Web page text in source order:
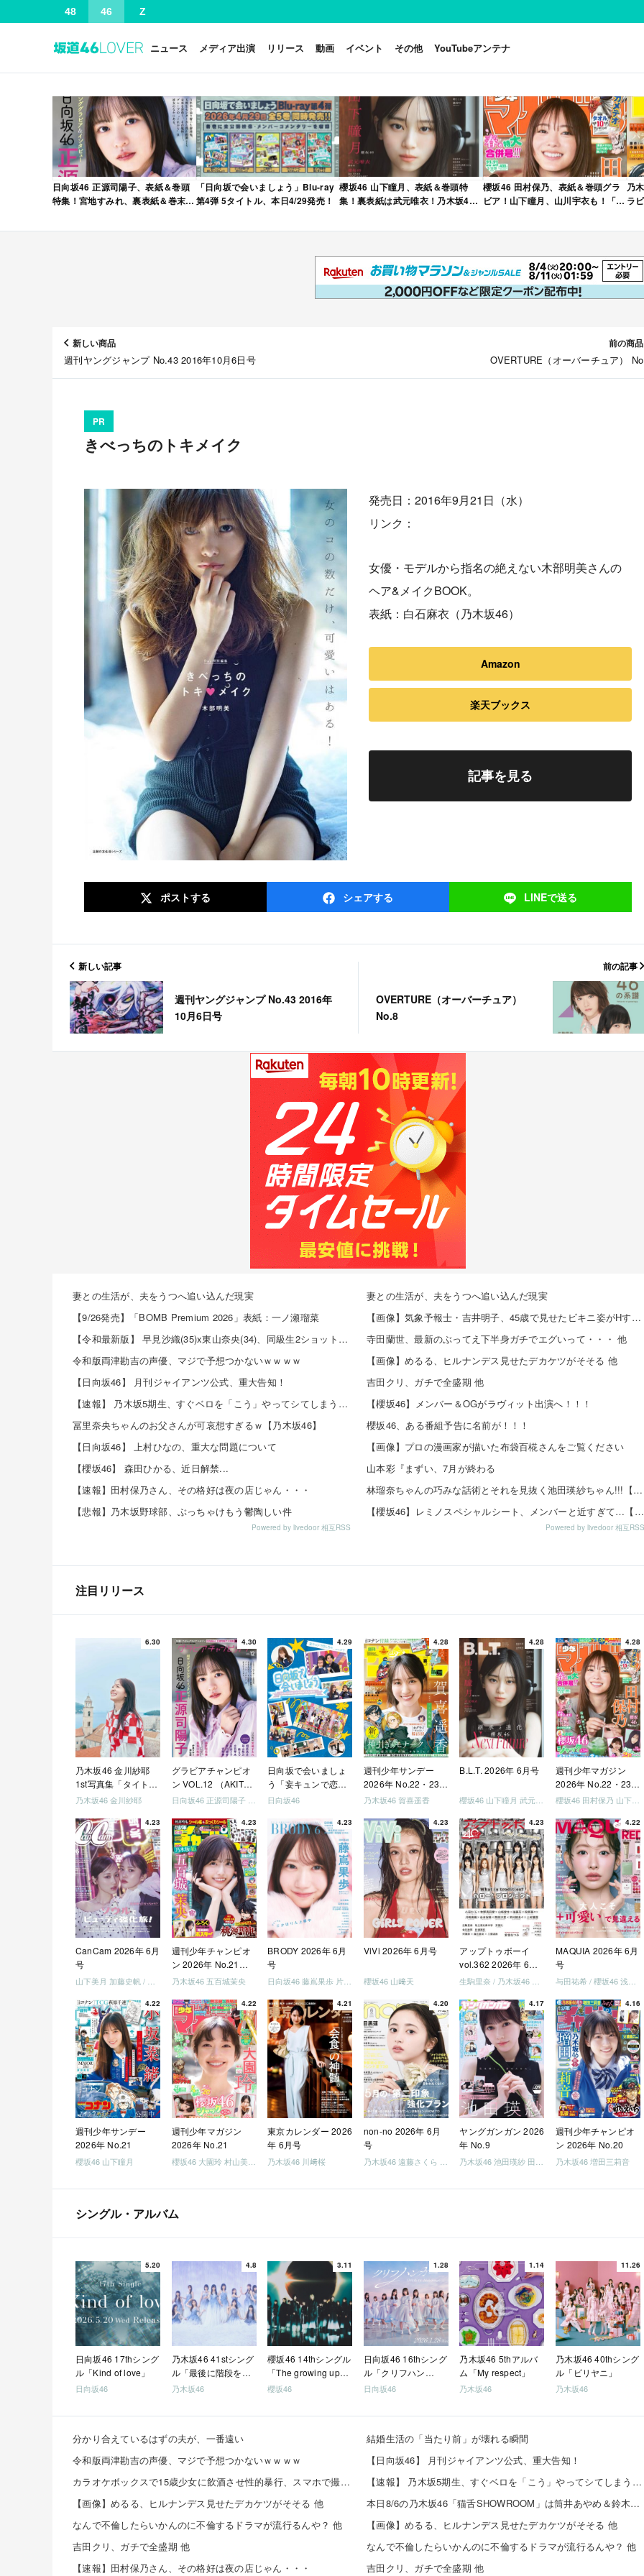
48 46 Z
ニュース メディア出演 リリース 動画 イベント その他 YouTubeアンテナ
日向坂46 正源司陽子、表紙＆巻頭
特集！宮地すみれ、裏表紙＆巻末特
VOL.12」本日4/30発売！
「日向坂で会いましょう」Blu-ray
第4弾 5タイトル、本日4/29発売！
櫻坂46 山下瞳月、表紙＆巻頭特
集！裏表紙は武元唯衣！乃木坂46
6月号」本日4/28発売！
櫻坂46 田村保乃、表紙＆巻頭グラ
ビア！山下瞳月、山川宇衣も！「週
合併号」本日4/28発売！
乃
ラ
売！
新しい商品
週刊ヤングジャンプ No.43 2016年10月6日号
前の商品
OVERTURE（オーバーチュア）
PR
きべっちのトキメイク
発売日：2016年9月21日（水）
リンク：
女優・モデルから指名の絶えない木部明美さんの
ヘア&メイクBOOK。
表紙：白石麻衣（乃木坂46）
Amazon
楽天ブックス
記事を見る
ポストする シェアする LINEで送る
新しい記事
週刊ヤングジャンプ No.43 2016年
10月6日号
前の記事
OVERTURE（オーバーチュア）
No.8
妻との生活が、夫をうつへ追い込んだ現実
【9/26発売】「BOMB Premium 2026」表紙：一ノ瀬瑠菜
【令和最新版】 早見沙織(35)x東山奈央(34)、同級生2ショット写真がこちらｗｗｗｗ
令和版両津勘吉の声優、マジで予想つかないｗｗｗｗ
【日向坂46】 月刊ジャイアンツ公式、重大告知！
【速報】 乃木坂5期生、すぐベロを「こう」やってシてしまうｗｗｗｗｗｗ
冨里奈央ちゃんのお父さんが可哀想すぎるｗ【乃木坂46】
【日向坂46】 上村ひなの、重大な問題について
【櫻坂46】 森田ひかる、近日解禁...
【速報】田村保乃さん、その格好は夜の店じゃん・・・
【悲報】乃木坂野球部、ぶっちゃけもう鬱陶しい件
Powered by livedoor 相互RSS
妻との生活が、夫をうつへ追い込んだ現実
【画像】気象予報士・吉井明子、45歳で見せたビキニ姿がHすぎる 他
寺田蘭世、最新のぶってえ下半身ガチでエグいって・・・ 他
【画像】めるる、ヒルナンデス見せたデカケツがそそる 他
吉田クリ、ガチで全盛期 他
【櫻坂46】メンバー＆OGがラヴィット出演へ！！！
櫻坂46、ある番組予告に名前が！！！
【画像】プロの漫画家が描いた布袋百椛さんをご覧ください
山本彩『まずい、7月が終わる
林瑠奈ちゃんの巧みな話術とそれを見抜く池田瑛紗ちゃん!!!【乃木坂46】
【櫻坂46】レミノスペシャルシート、メンバーと近すぎて…【全国ツアー2026】
Powered by livedoor 相互RSS
注目リリース
6.30
乃木坂46 金川紗耶
1st写真集「タイトル
未定」
乃木坂46 金川紗耶
4.30
グラビアチャンピオ
ン VOL.12 （AKITA
DXシリーズ）
日向坂46 正源司陽子 宮地すみれ
4.29
日向坂で会いましょ
う「妄キュンで恋し
ちゃいましょう」
めましょう」「ご褒
美でロケしましょ
う」「フレンドリー
になりましょう」
「笑って卒業を祝い
ましょう」 [Blu-ray]
日向坂46
4.28
週刊少年サンデー
2026年 No.22・23
合併号
乃木坂46 賀喜遥香
4.28
B.L.T. 2026年 6月号
櫻坂46 山下瞳月 武元唯衣 / 乃木坂46 海邉朱莉
4.28
週刊少年マガジン
2026年 No.22・23
合併号
櫻坂46 田村保乃 山下瞳月 山川宇衣
4.23
CanCam 2026年 6月
号
4.23
週刊少年チャンピオ
ン 2026年 No.21・
22 合併号
乃木坂46 五百城茉央
4.23
BRODY 2026年 6月
号
4.23
ViVi 2026年 6月号
櫻坂46 山﨑天
4.23
アップトゥボーイ
vol.362 2026年 6月
号
4.22
MAQUIA 2026年 6月
号
4.22
週刊少年サンデー
2026年 No.21
櫻坂46 山下瞳月
4.22
週刊少年マガジン
2026年 No.21
4.21
東京カレンダー 2026
年 6月号
乃木坂46 川﨑桜
4.20
non-no 2026年 6月
号
4.17
ヤングガンガン 2026
年 No.9
4.16
週刊少年チャンピオ
ン 2026年 No.20
乃木坂46 増田三莉音
シングル・アルバム
5.20
日向坂46 17thシング
ル「Kind of love」
日向坂46
4.8
乃木坂46 41stシング
ル「最後に階段を駆
け上がったのはいつ
乃木坂46
3.11
櫻坂46 14thシングル
「The growing up
train」
櫻坂46
1.28
日向坂46 16thシング
ル「クリフハン
ガー」
日向坂46
1.14
乃木坂46 5thアルバ
ム「My respect」
乃木坂46
11.26
乃木坂46 40thシング
ル「ビリヤニ」
乃木坂46
分かり合えているはずの夫が、一番遠い
令和版両津勘吉の声優、マジで予想つかないｗｗｗｗ
カラオケボックスで15歳少女に飲酒させ性的暴行、スマホで撮影か 54歳男逮捕 千葉
【画像】めるる、ヒルナンデス見せたデカケツがそそる 他
なんで不倫したらいかんのに不倫するドラマが流行るんや？ 他
吉田クリ、ガチで全盛期 他
【速報】田村保乃さん、その格好は夜の店じゃん・・・
結婚生活の「当たり前」が壊れる瞬間
【日向坂46】 月刊ジャイアンツ公式、重大告知！
【速報】 乃木坂5期生、すぐベロを「こう」やってシてしまうｗｗｗｗｗｗ
本日8/6の乃木坂46「猫舌SHOWROOM」は筒井あやめ＆鈴木佑捺
【画像】めるる、ヒルナンデス見せたデカケツがそそる 他
なんで不倫したらいかんのに不倫するドラマが流行るんや？ 他
吉田クリ、ガチで全盛期 他